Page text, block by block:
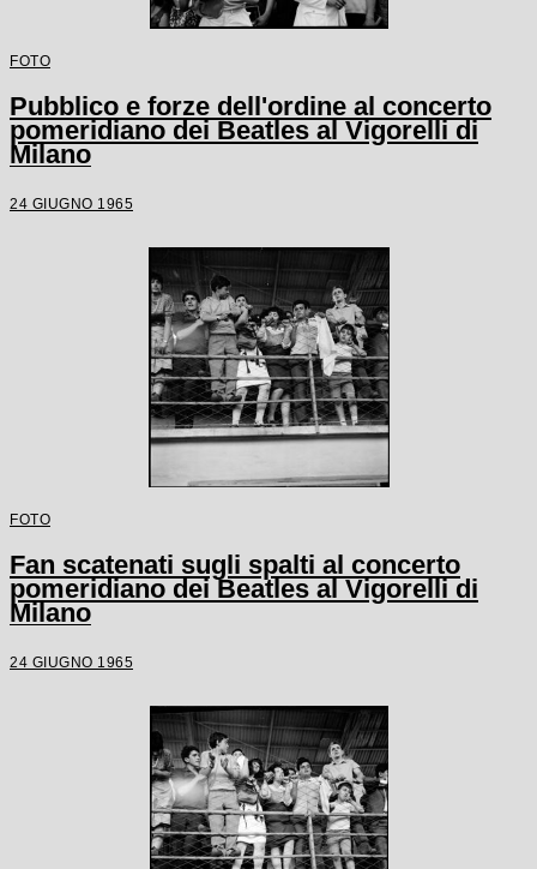
FOTO
Pubblico e forze dell'ordine al concerto
pomeridiano dei Beatles al Vigorelli di
Milano
24 GIUGNO 1965
FOTO
Fan scatenati sugli spalti al concerto
pomeridiano dei Beatles al Vigorelli di
Milano
24 GIUGNO 1965